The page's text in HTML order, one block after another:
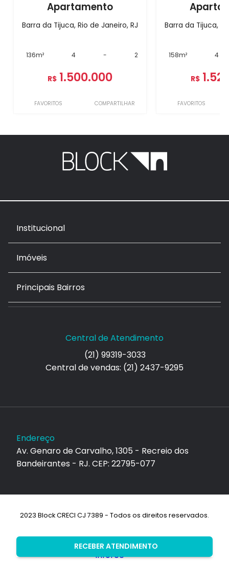
RECEBER ATENDIMENTO
Apartamento
Barra da Tijuca, Rio de Janeiro, RJ
136m² 4 - 2
R$ 1.500.000
FAVORITOS COMPARTILHAR
Barra da Tijuca,
158m² 4
R$
FAVORITOS
Institucional
Imóveis
Principais Bairros
Central de Atendimento
(21) 99319-3033
Central de vendas: (21) 2437-9295
Endereço
Av. Genaro de Carvalho, 1305 - Recreio dos
Bandeirantes - RJ. CEP: 22795-077
2023 Block CRECI CJ 7389 - Todos os direitos reservados.